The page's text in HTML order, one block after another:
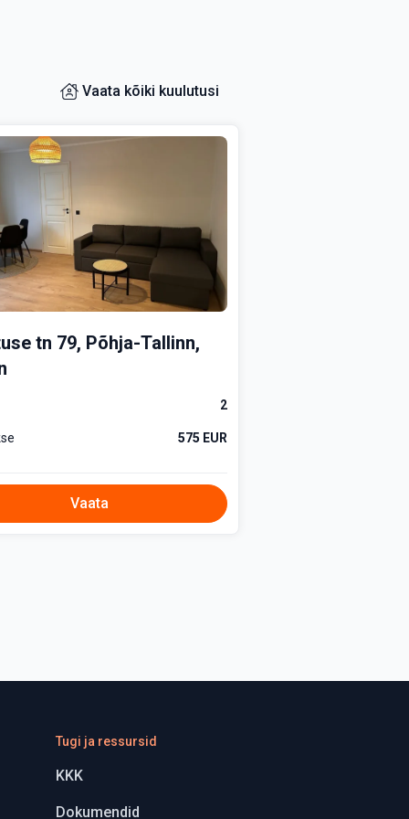
Vaata kõiki kuulutusi
tn 79, Põhja-Tallinn,
2
575 EUR
Vaata
Tugi ja ressursid
KKK
Dokumendid